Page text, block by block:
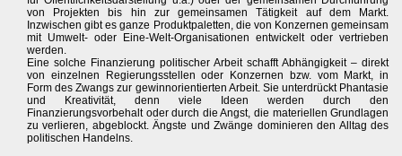
von Projekten bis hin zur gemeinsamen Tätigkeit auf dem Markt.
Inzwischen gibt es ganze Produktpaletten, die von Konzernen gemeinsam
mit Umwelt- oder Eine-Welt-Organisationen entwickelt oder vertrieben
werden.
Eine solche Finanzierung politischer Arbeit schafft Abhängigkeit – direkt
von einzelnen Regierungsstellen oder Konzernen bzw. vom Markt, in
Form des Zwangs zur gewinnorientierten Arbeit. Sie unterdrückt Phantasie
und Kreativität, denn viele Ideen werden durch den
Finanzierungsvorbehalt oder durch die Angst, die materiellen Grundlagen
zu verlieren, abgeblockt. Ängste und Zwänge dominieren den Alltag des
politischen Handelns.